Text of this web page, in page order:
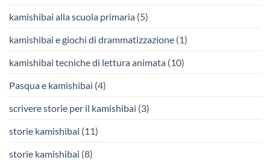
kamishibai alla scuola primaria (5)
kamishibai e giochi di drammatizzazione (1)
kamishibai tecniche di lettura animata (10)
Pasqua e kamishibai (4)
scrivere storie per il kamishibai (3)
storie kamishibai (11)
storie kamishibai (8)